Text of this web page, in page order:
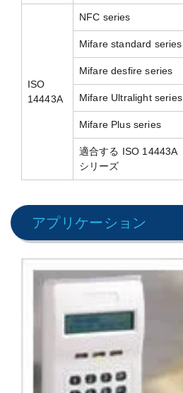
ISO
14443A
NFC series
Mifare standard series
Mifare desfire series
Mifare Ultralight series
Mifare Plus series
適合する ISO 14443A
シリーズ
アプリケーション